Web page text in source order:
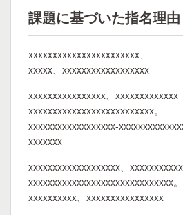
課題に基づいた指名理由
xxxxxxxxxxxxxxxxxxxxxxx、
xxxxx、xxxxxxxxxxxxxxxxxx
xxxxxxxxxxxxxxxx、xxxxxxxxxxxxx
xxxxxxxxxxxxxxxxxxxxxxxxxx。
xxxxxxxxxxxxxxxxxx-
xxxxxxx
xxxxxxxxxxxxxxxxxxx、
xxxxxxxxxxxxxxxxxxxxxxxxxxxxxx。
xxxxxxxxxx、xxxxxxxxxxxxxxxx